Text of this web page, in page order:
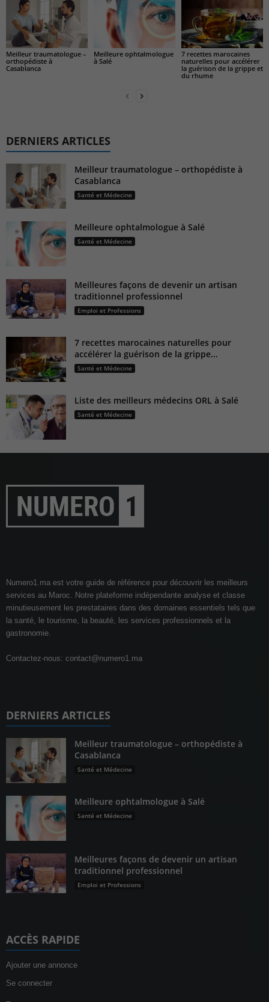
Meilleur traumatologue –
orthopédiste à
Casablanca
Meilleure ophtalmologue
à Salé
7 recettes marocaines
naturelles pour accélérer
la guérison de la grippe et
du rhume
DERNIERS ARTICLES
Meilleur traumatologue – orthopédiste à
Casablanca
Santé et Médecine
Meilleure ophtalmologue à Salé
Santé et Médecine
Meilleures façons de devenir un artisan
traditionnel professionnel
Emploi et Professions
7 recettes marocaines naturelles pour
accélérer la guérison de la grippe...
Santé et Médecine
Liste des meilleurs médecins ORL à Salé
Santé et Médecine
Numero1.ma est votre guide de référence pour découvrir les meilleurs
services au Maroc. Notre plateforme indépendante analyse et classe
minutieusement les prestataires dans des domaines essentiels tels que
la santé, le tourisme, la beauté, les services professionnels et la
gastronomie.
Contactez-nous: contact@numero1.ma
DERNIERS ARTICLES
Meilleur traumatologue – orthopédiste à
Casablanca
Santé et Médecine
Meilleure ophtalmologue à Salé
Santé et Médecine
Meilleures façons de devenir un artisan
traditionnel professionnel
Emploi et Professions
ACCÈS RAPIDE
Ajouter une annonce
Se connecter